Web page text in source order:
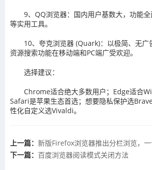
9、QQ浏览器：国内用户基数大，功能
等实用工具。
10、夸克浏览器 (Quark)：以极简、无广
资源搜索功能在移动端和PC端广受欢迎。
选择建议：
Chrome适合绝大多数用户；Edge适合
Safari是苹果生态首选；想要隐私保护选
性化自定义选Vivaldi。
上一篇： 新版Firefox浏览器推出分栏浏览，
下一篇： 百度浏览器阅读模式关闭方法